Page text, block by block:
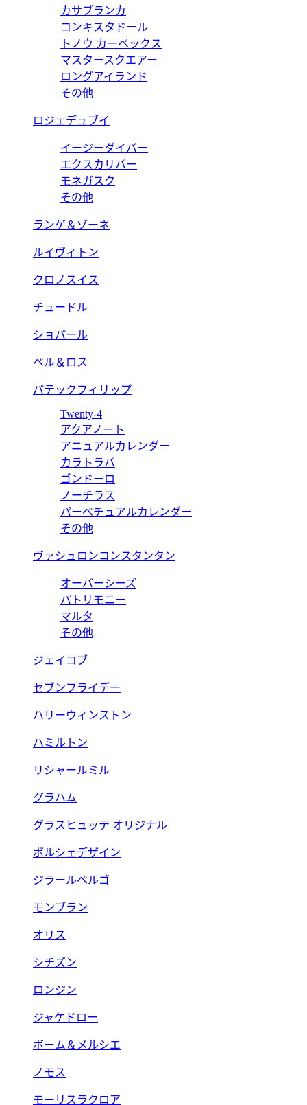
カサブランカ
コンキスタドール
トノウ カーベックス
マスタースクエアー
ロングアイランド
その他
ロジェデュブイ
イージーダイバー
エクスカリバー
モネガスク
その他
ランゲ＆ゾーネ
ルイヴィトン
クロノスイス
チュードル
ショパール
ベル＆ロス
パテックフィリップ
Twenty-4
アクアノート
アニュアルカレンダー
カラトラバ
ゴンドーロ
ノーチラス
パーペチュアルカレンダー
その他
ヴァシュロンコンスタンタン
オーバーシーズ
パトリモニー
マルタ
その他
ジェイコブ
セブンフライデー
ハリーウィンストン
ハミルトン
リシャールミル
グラハム
グラスヒュッテ オリジナル
ポルシェデザイン
ジラールペルゴ
モンブラン
オリス
シチズン
ロンジン
ジャケドロー
ボーム＆メルシエ
ノモス
モーリスラクロア